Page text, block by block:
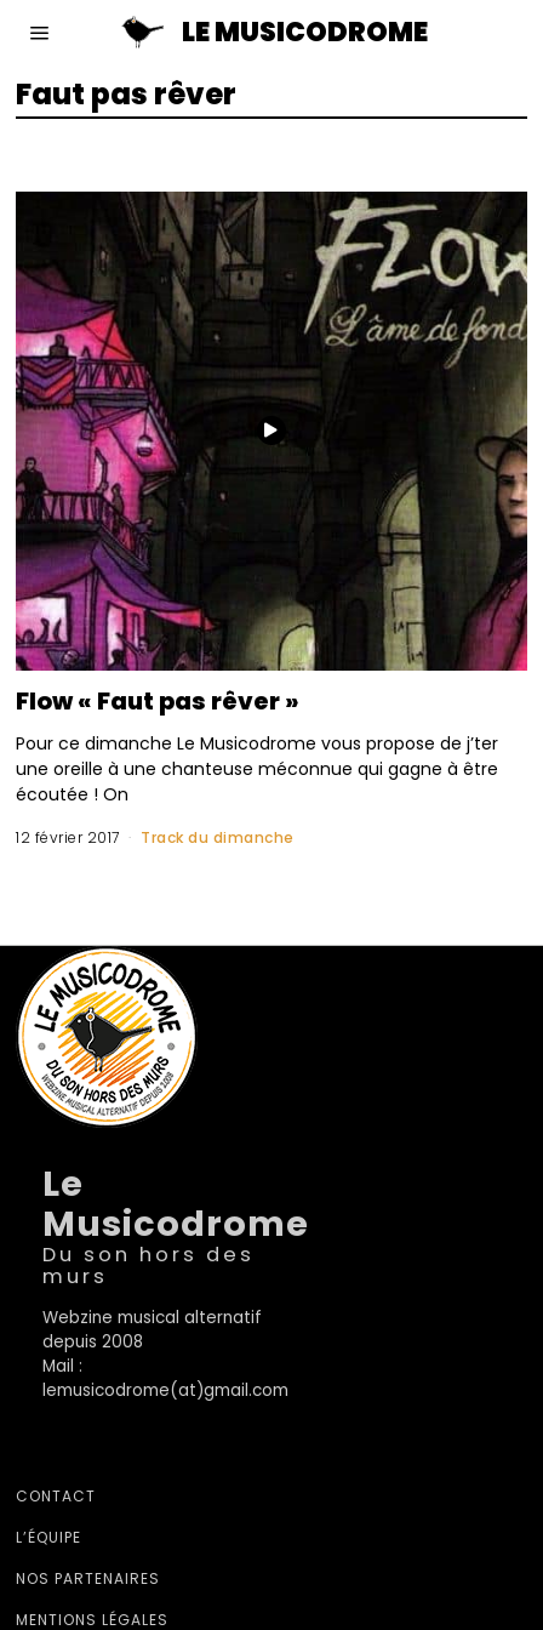
LE MUSICODROME
Faut pas rêver
Flow « Faut pas rêver »
Pour ce dimanche Le Musicodrome vous propose de j’ter
une oreille à une chanteuse méconnue qui gagne à être
écoutée ! On
12 février 2017 Track du dimanche
Le
Musicodrome
Du son hors des
murs
Webzine musical alternatif
depuis 2008
Mail :
lemusicodrome(at)gmail.com
CONTACT
L’ÉQUIPE
NOS PARTENAIRES
MENTIONS LÉGALES